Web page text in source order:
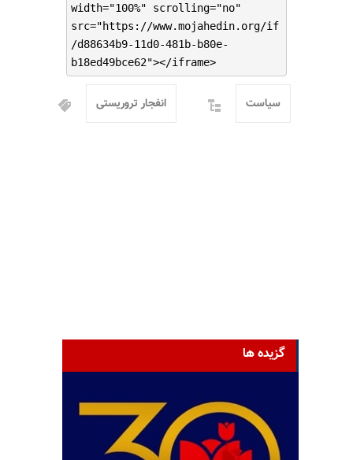
width="100%" scrolling="no"
src="https://www.mojahedin.org/if
/d88634b9-11d0-481b-b80e-
b18ed49bce62"></iframe>
انفجار تروریستی سیاست
گزیده ها